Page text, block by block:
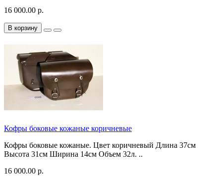
16 000.00 р.
В корзину
Кофры боковые кожаные коричневые
Кофры боковые кожаные. Цвет коричневый Длина 37см
Высота 31см Ширина 14см Объем 32л. ..
16 000.00 р.